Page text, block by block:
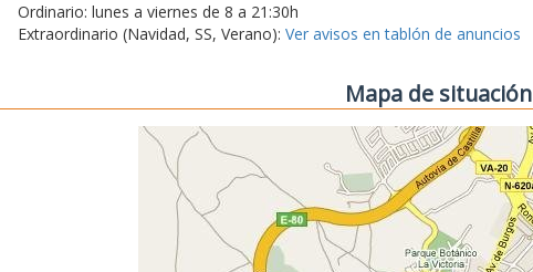
Ordinario: lunes a viernes de 8 a 21:30h
Extraordinario (Navidad, SS, Verano): Ver avisos en tablón de anuncios
Mapa de situación